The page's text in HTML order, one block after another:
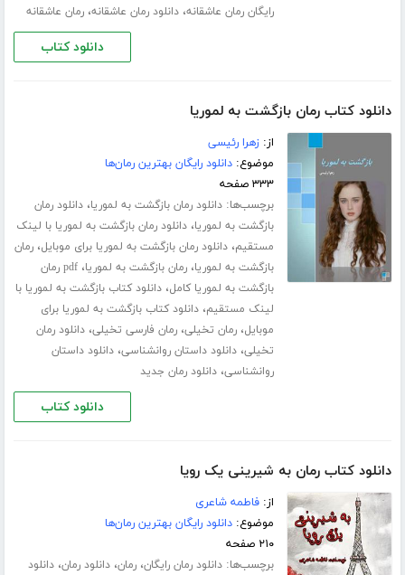
رایگان رمان عاشقانه،دانلود رمان عاشقانه،رمان عاشقانه
دانلود کتاب
دانلود کتاب رمان بازگشت به لموریا
از:زهرا رئیسی
موضوع:دانلود رایگان بهترین رمان‌ها
۳۳۳ صفحه
برچسب‌ها:دانلود رمان بازگشت به لموریا،دانلود رمان
بازگشت به لموریا،دانلود رمان بازگشت به لموریا با لینک
مستقیم،دانلود رمان بازگشت به لموریا برای موبایل،رمان
بازگشت به لموریا،رمان بازگشت به لموریا،
pdf رمان
بازگشت به لموریا کامل،دانلود کتاب بازگشت به لموریا با
لینک مستقیم،دانلود کتاب بازگشت به لموریا برای
موبایل،رمان تخیلی،رمان فارسی تخیلی،دانلود رمان
تخیلی،دانلود داستان روانشناسی،دانلود داستان
روانشناسی،دانلود رمان جدید
دانلود کتاب
دانلود کتاب رمان به شیرینی یک رویا
از:فاطمه شاعری
موضوع:دانلود رایگان بهترین رمان‌ها
۲۱۰ صفحه
برچسب‌ها:دانلود رمان رایگان،رمان،دانلود رمان،دانلود